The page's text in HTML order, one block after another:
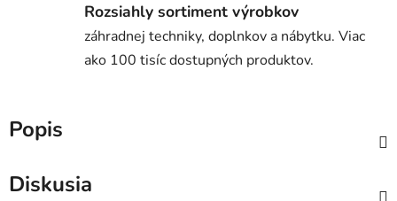
Rozsiahly sortiment výrobkov
záhradnej techniky, doplnkov a nábytku. Viac
ako 100 tisíc dostupných produktov.
Popis
Diskusia